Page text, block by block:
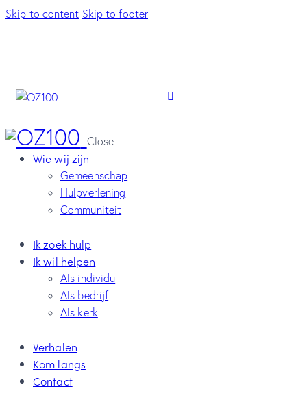
Skip to content Skip to footer
Close
Wie wij zijn
Gemeenschap
Hulpverlening
Communiteit
Ik zoek hulp
Ik wil helpen
Als individu
Als bedrijf
Als kerk
Verhalen
Kom langs
Contact